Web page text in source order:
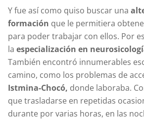
Y fue así como quiso buscar una
formación que le permitiera
para poder trabajar con ellos. Por
la especialización en
También encontró innumerables
camino, como los problemas de
Istmina-Chocó, donde laboraba.
que trasladarse en repetidas
durante por varias horas, en las